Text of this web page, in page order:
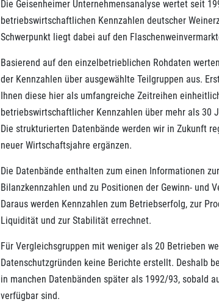
Die Geisenheimer Unternehmensanalyse wertet seit
betriebswirtschaftlichen Kennzahlen deutscher
Schwerpunkt liegt dabei auf den
Basierend auf den einzelbetrieblichen Rohdaten
der Kennzahlen über ausgewählte Teilgruppen aus.
Ihnen diese hier als umfangreiche Zeitreihen
betriebswirtschaftlicher Kennzahlen über mehr als 30
Die strukturierten Datenbände werden wir in Zukunft
neuer Wirtschaftsjahre ergänzen.
Die Datenbände enthalten zum einen Informationen
Bilanzkennzahlen und zu Positionen der Gewinn- und
Daraus werden Kennzahlen zum Betriebserfolg, zur
Liquidität und zur Stabilität errechnet.
Für Vergleichsgruppen mit weniger als 20 Betrieben
Datenschutzgründen keine Berichte erstellt. Deshalb
in manchen Datenbänden später als 1992/93, sobald
verfügbar sind.